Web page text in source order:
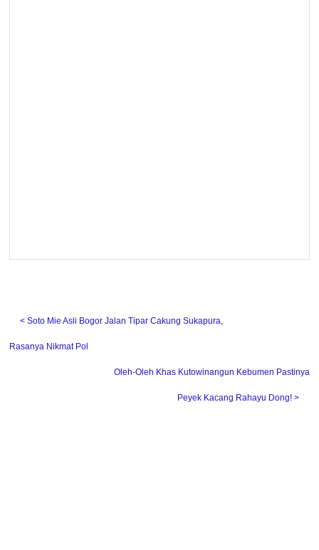
˂ Soto Mie Asli Bogor Jalan Tipar Cakung Sukapura,
Rasanya Nikmat Pol
Oleh-Oleh Khas Kutowinangun Kebumen Pastinya
Peyek Kacang Rahayu Dong! ˃